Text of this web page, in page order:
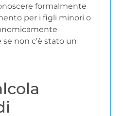
formalmente
per i figli minori o
non c’è stato un